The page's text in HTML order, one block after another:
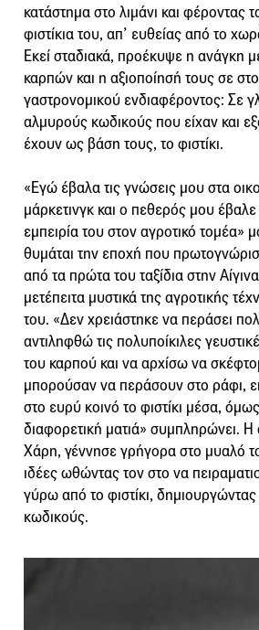
κατάστημα στο λιμάνι και φέροντας
φιστίκια του, απ’ ευθείας από το
Εκεί σταδιακά, προέκυψε η ανάγκη
καρπών και η αξιοποίησή τους σε
γαστρονομικού ενδιαφέροντος: Σε
αλμυρούς κωδικούς που είχαν και
έχουν ως βάση τους, το φιστίκι.
«Εγώ έβαλα τις γνώσεις μου στα
μάρκετινγκ και ο πεθερός μου έβαλε
εμπειρία του στον αγροτικό τομέα»
θυμάται την εποχή που
από τα πρώτα του ταξίδια στην
μετέπειτα μυστικά της αγροτικής
του. «Δεν χρειάστηκε να περάσει
αντιληφθώ τις πολυποίκιλες
του καρπού και να αρχίσω να
μπορούσαν να περάσουν στο ράφι,
στο ευρύ κοινό το φιστίκι μέσα,
διαφορετική ματιά» συμπληρώνει.
Χάρη, γέννησε γρήγορα στο μυαλό
ιδέες ωθώντας τον στο να
γύρω από το φιστίκι,
κωδικούς.